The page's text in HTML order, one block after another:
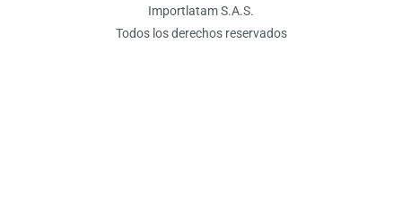
Importlatam S.A.S.
Todos los derechos reservados